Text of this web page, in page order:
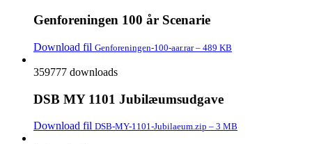
Genforeningen 100 år Scenarie
Download fil Genforeningen-100-aar.rar – 489 KB
359777 downloads
DSB MY 1101 Jubilæumsudgave
Download fil DSB-MY-1101-Jubilaeum.zip – 3 MB